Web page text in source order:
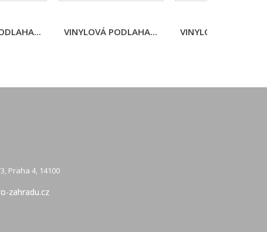
VINYLOVÁ PODLAHA... VINYLOVÁ
Praha 4, 14100
zahradu.cz